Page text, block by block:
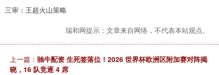
三审：王超火山策略
瑞和网提示：文章来自网络，不代表本站观点。
上一篇： 驰牛配资 生死签落位！2026 世界杯欧洲区附加赛对阵揭
晓，16 队竞逐 4 席